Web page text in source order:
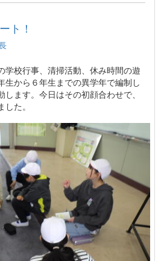
ト！
学校行事、清掃活動、休み時間の遊
生から６年生までの異学年で編制し
ます。今日はその初顔合わせで、
た。